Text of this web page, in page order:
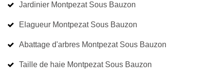
Jardinier Montpezat Sous Bauzon
Elagueur Montpezat Sous Bauzon
Abattage d'arbres Montpezat Sous Bauzon
Taille de haie Montpezat Sous Bauzon